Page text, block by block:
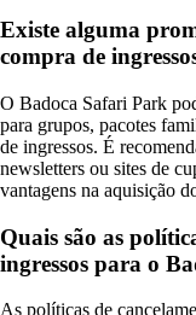
Existe alguma
compra de
O Badoca Safari Park
para grupos, pacotes
de ingressos. É
newsletters ou sites de
vantagens na aquisição
Quais são as
ingressos para o
As políticas de